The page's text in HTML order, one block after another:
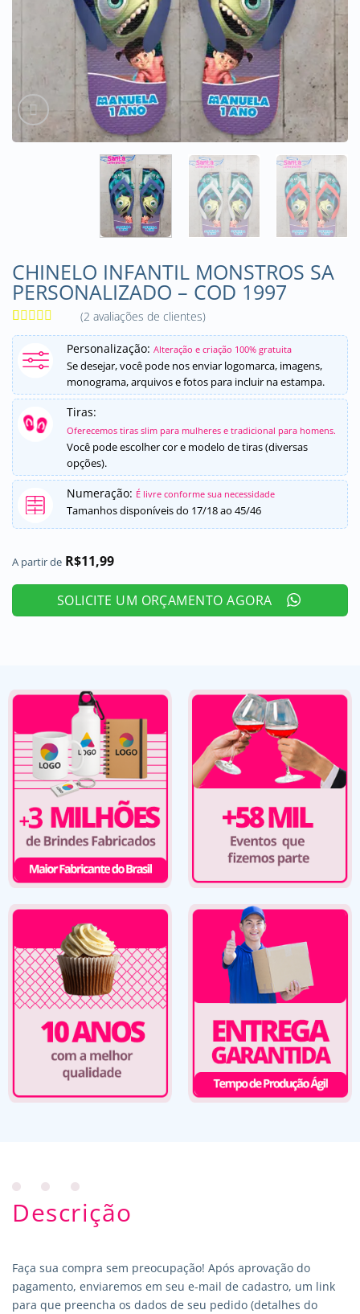
CHINELO INFANTIL MONSTROS SA
PERSONALIZADO – COD 1997
Avaliado
como
5, com
baseado em
2
avaliações
de clientes
(2 avaliações de clientes)
Personalização: Alteração e criação 100% gratuita
Se desejar, você pode nos enviar logomarca, imagens,
monograma, arquivos e fotos para incluir na estampa.
Tiras:
Oferecemos tiras slim para mulheres e tradicional para homens.
Você pode escolher cor e modelo de tiras (diversas
opções).
Numeração: É livre conforme sua necessidade
Tamanhos disponíveis do 17/18 ao 45/46
A partir de R$11,99
SOLICITE UM ORÇAMENTO AGORA
Descrição
Faça sua compra sem preocupação! Após aprovação do
pagamento, enviaremos em seu e-mail de cadastro, um link
para que preencha os dados de seu pedido (detalhes do